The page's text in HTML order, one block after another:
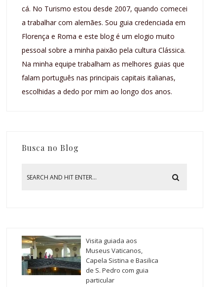
cá. No Turismo estou desde 2007, quando comecei
a trabalhar com alemães. Sou guia credenciada em
Florença e Roma e este blog é um elogio muito
pessoal sobre a minha paixão pela cultura Clássica.
Na minha equipe trabalham as melhores guias que
falam português nas principais capitais italianas,
escolhidas a dedo por mim ao longo dos anos.
Busca no Blog
Visita guiada aos
Museus Vaticanos,
Capela Sistina e Basilica
de S. Pedro com guia
particular